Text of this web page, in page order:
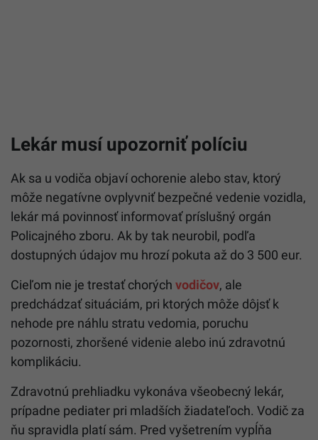
Lekár musí upozorniť políciu
Ak sa u vodiča objaví ochorenie alebo stav, ktorý
môže negatívne ovplyvniť bezpečné vedenie vozidla,
lekár má povinnosť informovať príslušný orgán
Policajného zboru. Ak by tak neurobil, podľa
dostupných údajov mu hrozí pokuta až do 3 500 eur.
Cieľom nie je trestať chorých vodičov, ale
predchádzať situáciám, pri ktorých môže dôjsť k
nehode pre náhlu stratu vedomia, poruchu
pozornosti, zhoršené videnie alebo inú zdravotnú
komplikáciu.
Zdravotnú prehliadku vykonáva všeobecný lekár,
prípadne pediater pri mladších žiadateľoch. Vodič za
ňu spravidla platí sám. Pred vyšetrením vypĺňa